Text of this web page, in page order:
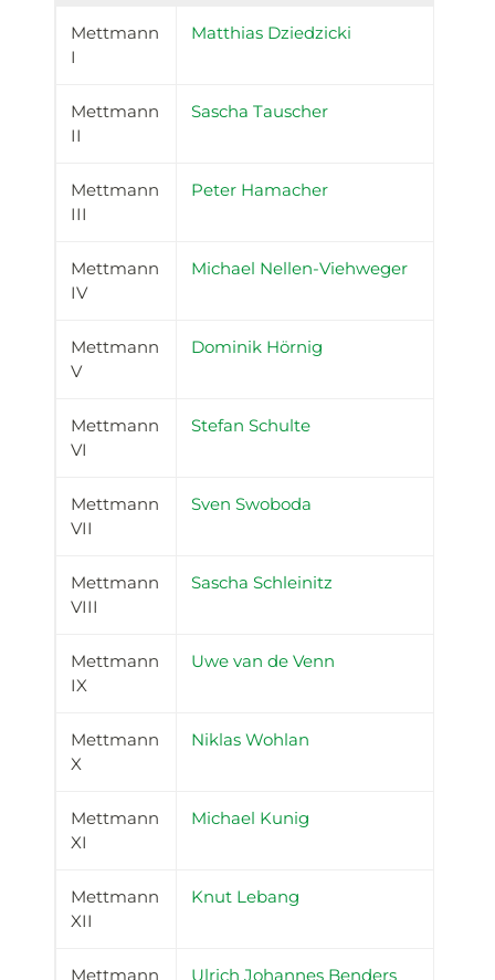
Mettmann
I
Matthias Dziedzicki
Mettmann
II
Sascha Tauscher
Mettmann
III
Peter Hamacher
Mettmann
IV
Michael Nellen-Viehweger
Mettmann
V
Dominik Hörnig
Mettmann
VI
Stefan Schulte
Mettmann
VII
Sven Swoboda
Mettmann
VIII
Sascha Schleinitz
Mettmann
IX
Uwe van de Venn
Mettmann
X
Niklas Wohlan
Mettmann
XI
Michael Kunig
Mettmann
XII
Knut Lebang
Mettmann Ulrich Johannes Benders